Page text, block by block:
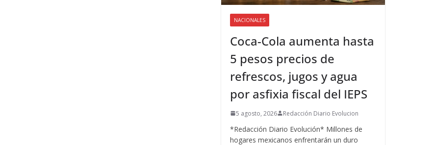
NACIONALES
Coca-Cola aumenta hasta
5 pesos precios de
refrescos, jugos y agua
por asfixia fiscal del IEPS
5 agosto, 2026 Redacción Diario Evolucion
*Redacción Diario Evolución* Millones de
hogares mexicanos enfrentarán un duro